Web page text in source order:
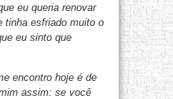
eu queria renovar
tinha esfriado muito o
eu sinto que
encontro hoje é de
assim: se você